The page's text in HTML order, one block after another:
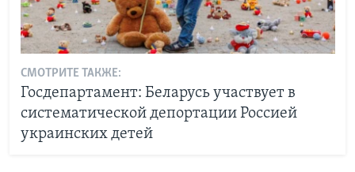
СМОТРИТЕ ТАКЖЕ:
Госдепартамент: Беларусь участвует в
систематической депортации Россией
украинских детей